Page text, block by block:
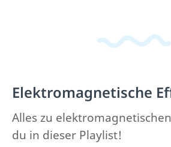
Elektromagnetische
Alles zu
du in dieser Playlist!